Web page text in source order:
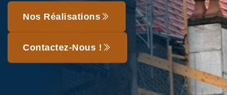
Nos Réalisations
Contactez-Nous !